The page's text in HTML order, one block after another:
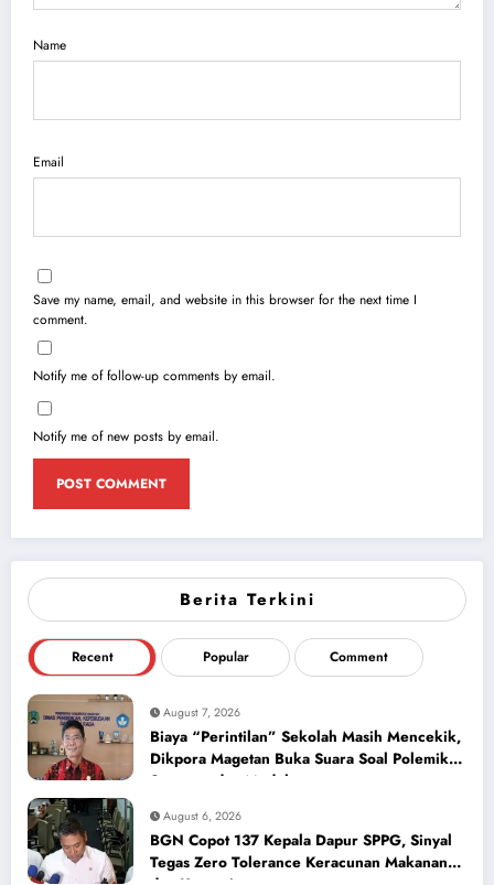
Berita Terkini
Recent Popular Comment
August 7, 2026
Biaya “Perintilan” Sekolah Masih Mencekik,
Dikpora Magetan Buka Suara Soal Polemik
Seragam dan Modul
August 6, 2026
BGN Copot 137 Kepala Dapur SPPG, Sinyal
Tegas Zero Tolerance Keracunan Makanan
Name
Email
Save my name, email, and website in this browser for the next time I
comment.
Notify me of follow-up comments by email.
Notify me of new posts by email.